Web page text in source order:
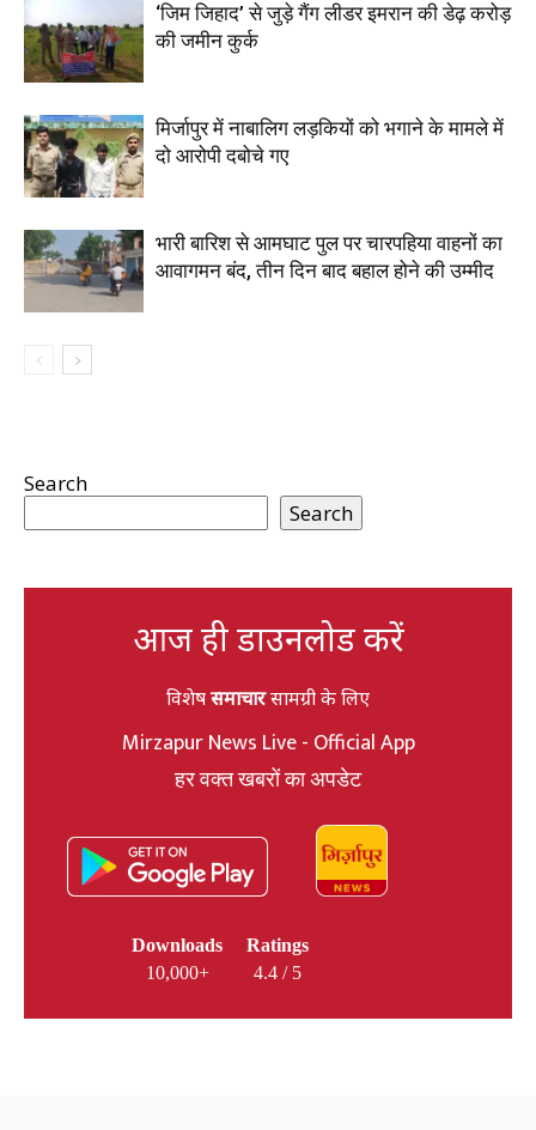
‘जिम जिहाद’ से जुड़े गैंग लीडर इमरान की डेढ़ करोड़
की जमीन कुर्क
मिर्जापुर में नाबालिग लड़कियों को भगाने के मामले में
दो आरोपी दबोचे गए
भारी बारिश से आमघाट पुल पर चारपहिया वाहनों का
आवागमन बंद, तीन दिन बाद बहाल होने की उम्मीद
Search
Search
आज ही डाउनलोड करें
विशेषसमाचारसामग्री के लिए
Mirzapur News Live - Official App
हर वक्त खबरों का अपडेट
Downloads
10,000+
Ratings
4.4 / 5